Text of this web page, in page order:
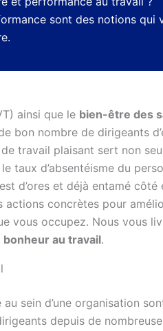
sont des notions qui
ainsi que le bien-être des
bon nombre de dirigeants
travail plaisant sert non
taux d’absentéisme du
d’ores et déjà entamé
actions concrètes pour
vous occupez. Nous vous
bonheur au travail.
sein d’une organisation
depuis de